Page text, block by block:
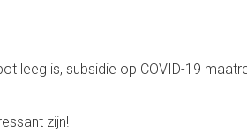
leeg is, subsidie op COVID-19
zijn!